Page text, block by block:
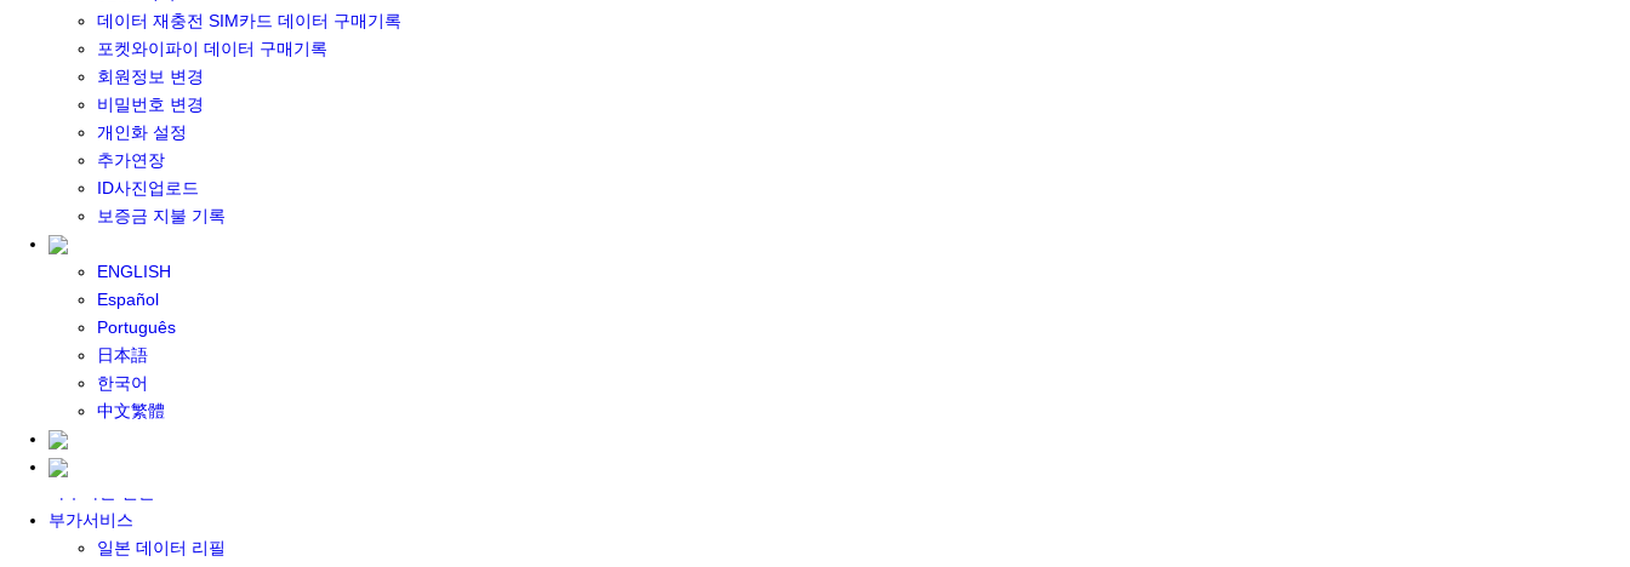
데이터 재충전 SIM카드 데이터 구매기록
포켓와이파이 데이터 구매기록
회원정보 변경
비밀번호 변경
개인화 설정
추가연장
ID사진업로드
보증금 지불 기록
ENGLISH
Español
Português
日本語
한국어
中文繁體
포켓와이파이 구매
일본 DATA
기타 아시아 DATA
MACARON DATA
DATA 이용 설명서
유심 구매
일본유심
한국유심
기타 아시아 유심
유심 설명서
데이터팩 구매
충전식 유심 카드
일본 데이터팩
한국 데이터팩
대여하기
부가서비스
일본 데이터 리필